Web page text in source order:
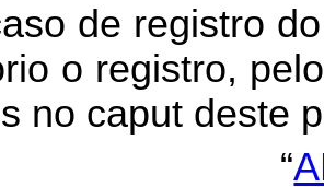
de registro
o registro,
no caput deste
“